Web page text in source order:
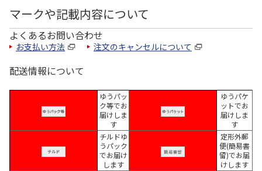
マークや記載内容について
よくあるお問い合わせ
お支払い方法 注文のキャンセルについて
配送情報について
ゆうパッ
ク等でお
届けしま
す
ゆうパケ
ットでお
届けしま
す
チルドゆ
うパック
でお届け
します
定形外郵
便(簡易書
留)でお届
けします